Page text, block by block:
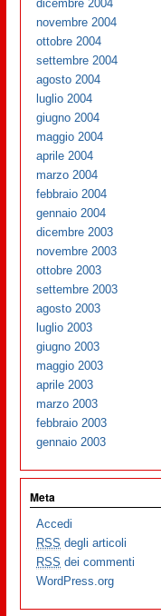
dicembre 2004
novembre 2004
ottobre 2004
settembre 2004
agosto 2004
luglio 2004
giugno 2004
maggio 2004
aprile 2004
marzo 2004
febbraio 2004
gennaio 2004
dicembre 2003
novembre 2003
ottobre 2003
settembre 2003
agosto 2003
luglio 2003
giugno 2003
maggio 2003
aprile 2003
marzo 2003
febbraio 2003
gennaio 2003
Meta
Accedi
RSS degli articoli
RSS dei commenti
WordPress.org